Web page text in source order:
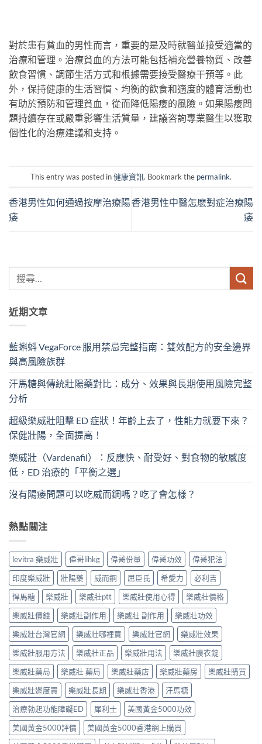
對於患有貧血的男性而言，重要的是及時就醫並接受適當的
治療和管理。治療貧血的方法可能包括補充營養物質、改善
飲食習慣、調節生活方式和根據需要接受醫療干預等。此
外，保持健康的生活習慣、均衡的飲食和適度的體育活動也
有助於預防和管理貧血，從而降低陽痿的風險。如果陽痿問
題持續存在或嚴重影響生活質量，建議咨詢專業醫生以獲取
個性化的治療建議和支持。
This entry was posted in健康資訊. Bookmark the permalink.
香港男性如何通過按摩治療陽
痿
香港男性中醫怎麽對症治療陽
痿
近期文章
藍蝌蚪 VegaForce 服用禁忌完整指南：雙效配方的安全邊界
與高風險族群
汗馬糖與傳統壯陽藥對比：成分、效果與長期使用風險完整
分析
超級樂威壯阻擊 ED 症狀！年齡上去了，性能力就要下來？
保健壯陽，全面提高！
樂威壯（Vardenafil）：反應快、耐受好、對食物的敏感度
低，ED 治療的「平衡之選」
沒有陽痿問題可以吃威而鋼嗎？吃了會怎樣？
熱點關注
levitra 樂威壯 偉哥lihkg 偉哥份量 偉哥功效
偉哥犯法
印度樂威壯
壯陽藥 威而鋼 屈臣氏 希愛力
必利吉
悍馬糖
樂威壯 樂威壯ptt 樂威壯使用心得
樂威壯價格
樂威壯價錢
樂威壯副作用 樂威壯 副作用
樂威壯功效
樂威壯台灣官網
樂威壯哪裡買 樂威壯官網
樂威壯效果
樂威壯服用方法
樂威壯正品 樂威壯用法
樂威壯膜衣錠
樂威壯藥局
樂威壯 藥局 樂威壯藥店 樂威壯藥房
樂威壯購買
樂威壯邊度買
樂威壯長期 樂威壯香港
汗馬糖
治療勃起功能障礙ED
犀利士
美國黃金5000功效
美國黃金5000評價
美國黃金5000香港網上購買